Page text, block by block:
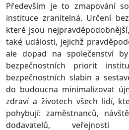
Především je to zmapování
instituce zranitelná. Určení
které jsou
také události, jejichž
ale dopad na společenství
bezpečnostních priorit
bezpečnostních slabin a
do budoucna minimalizovat
zdraví a životech všech lidí,
pohybují: zaměstnanců,
dodavatelů, veřejnosti